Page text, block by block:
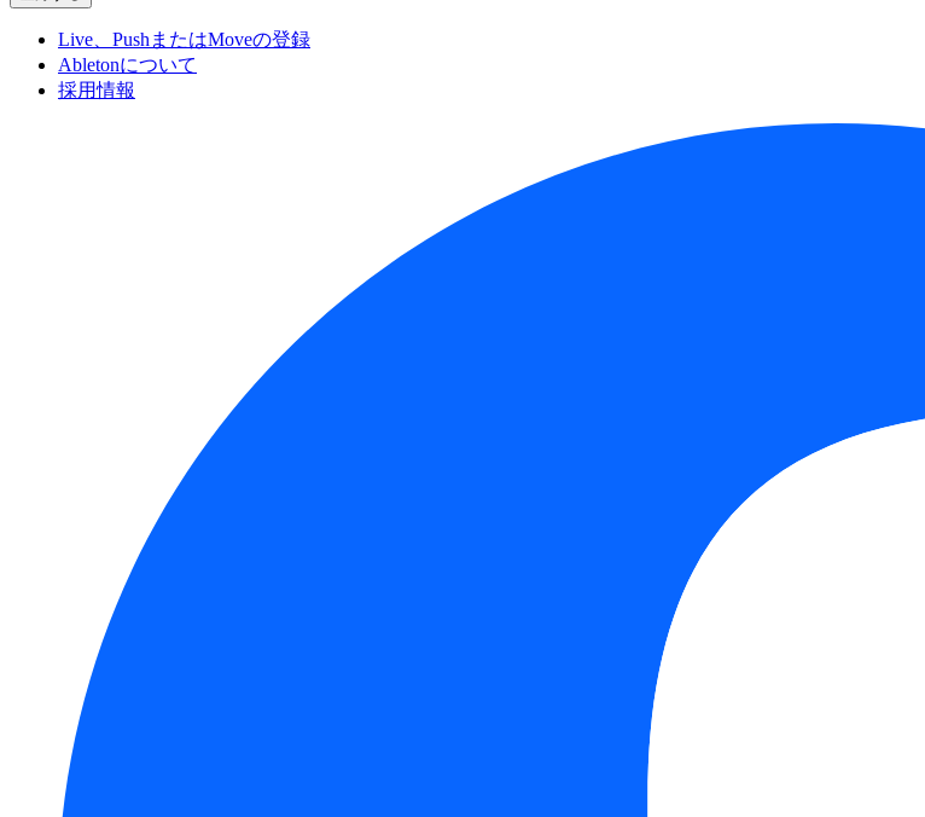
Live、PushまたはMoveの登録
Abletonについて
採用情報